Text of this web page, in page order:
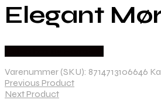
Elegant
Varenummer (SKU): 8714713106646
Previous Product
Next Product